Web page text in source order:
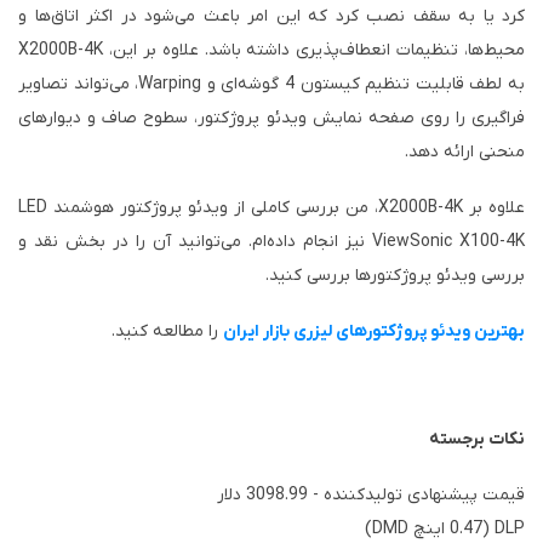
کرد یا به سقف نصب کرد که این امر باعث می‌شود در اکثر اتاق‌ها و
محیط‌ها، تنظیمات انعطاف‌پذیری داشته باشد. علاوه بر این، X2000B-4K
به لطف قابلیت تنظیم کیستون 4 گوشه‌ای و Warping، می‌تواند تصاویر
فراگیری را روی صفحه نمایش ویدئو پروژکتور، سطوح صاف و دیوارهای
منحنی ارائه دهد.
علاوه بر X2000B-4K، من بررسی کاملی از ویدئو پروژکتور هوشمند LED
ViewSonic X100-4K نیز انجام داده‌ام. می‌توانید آن را در بخش نقد و
بررسی ویدئو پروژکتورها بررسی کنید.
بهترین ویدئو پروژکتورهای لیزری بازار ایران را مطالعه کنید.
نکات برجسته
قیمت پیشنهادی تولیدکننده - 3098.99 دلار
DLP (0.47 اینچ DMD)